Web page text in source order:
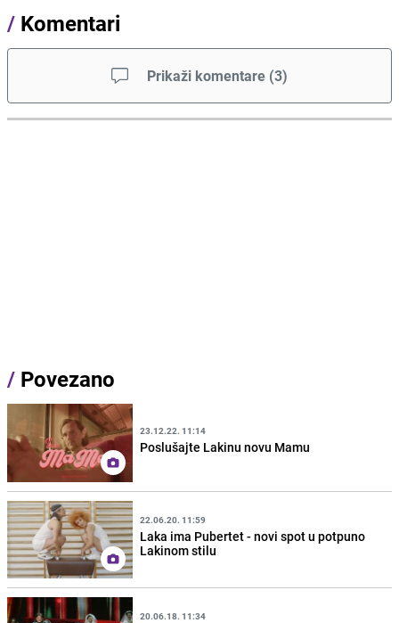
/ Komentari
Prikaži komentare (3)
/ Povezano
23.12.22. 11:14
Poslušajte Lakinu novu Mamu
22.06.20. 11:59
Laka ima Pubertet - novi spot u potpuno
Lakinom stilu
20.06.18. 11:34